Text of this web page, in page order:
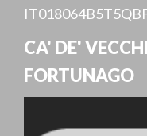
CA' DE'
FORTUNAGO